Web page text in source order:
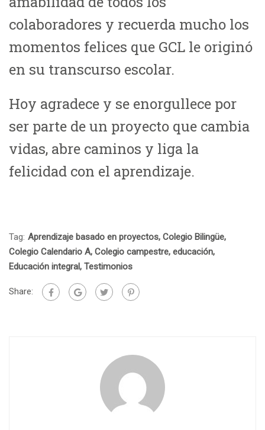
colaboradores y recuerda mucho los
momentos felices que GCL le originó
en su transcurso escolar.
Hoy agradece y se enorgullece por
ser parte de un proyecto que cambia
vidas, abre caminos y liga la
felicidad con el aprendizaje.
Tag: Aprendizaje basado en proyectos, Colegio Bilingüe,
Colegio Calendario A, Colegio campestre, educación,
Educación integral, Testimonios
Share: